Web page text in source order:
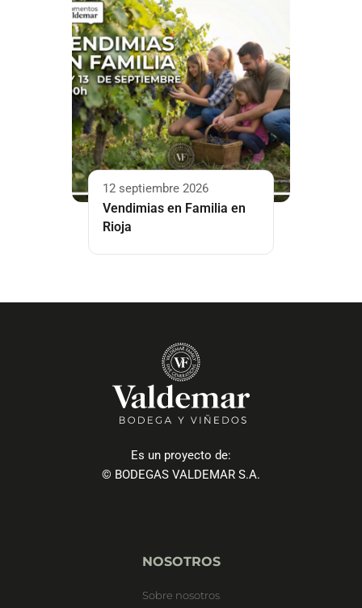
12 septiembre 2026
Vendimias en Familia en
Rioja
Es un proyecto de:
© BODEGAS VALDEMAR S.A.
NOSOTROS
Sobre nosotros